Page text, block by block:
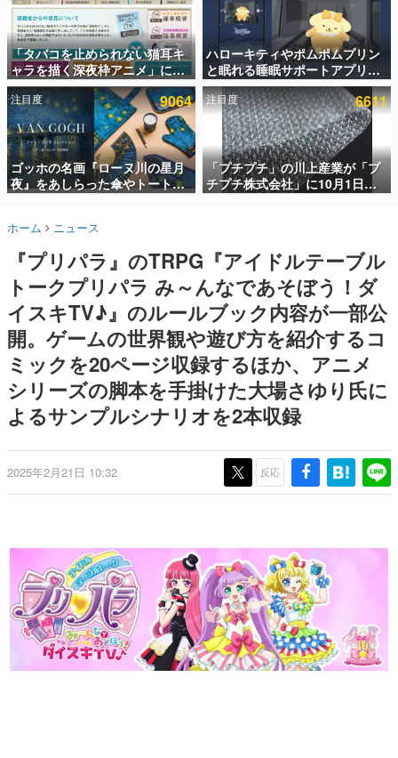
ゲームの企画書
名作ゲームクリエイターの方々に製作時のエピソードをお
聞きし、ヒットする企画（ゲーム）とは何か？を探ってい
きます。
赫本
この物語を解いてはいけない。『赫本』は、〈試験問題〉
の形をした短編ホラー小説集です。
新世代に訊く
これからのデジタルゲーム市場を担う若きクリエイター達
の姿を追い、彼らのルーツと情熱を探っていきます。
ゲームに多大な影響を受けた作家さんに取材し、ゲームが
日本のコンテンツ産業やカルチャーに与えた影響を探る企
画です。
日本モバイルゲーム産業史
日本のモバイルゲーム史における主要なトピック・タイト
ルを網羅するほか、開発者へのインタビューや識者による
解説を掲載。約20年の歴史が一望できる決定版！
若ゲのいたり〜ゲームクリエイターの青春〜
『うつヌケ』『ペンと箸』等で知られるマンガ家・田中圭
一先生によるゲーム業界レポートマンガです。
ゲーム開発者・hamatsu氏がゲームの魅力を画面や操作の
具体的な形から解き明かしていく、硬派で骨太な評論連載
です。
イニーP氏が徹底調査。
カテゴリ
特集記事
マンガ
「タバコを止められない猫耳キ
ャラを描く深夜枠アニメ」に視
聴者の一部から批判意見。違法
薬物の使用と思しき描写も含め
て、BPOが議論を交わす
ハローキティやポムポムプリン
と眠れる睡眠サポートアプリ
『ゆめたび』が配信中。キャラ
ごとのASMRや目覚ましアラー
ムも搭載
注目度 9064
ゴッホの名画『ローヌ川の星月
夜』をあしらった傘やトートバ
ッグなどが登場。8月7日21時よ
注目度 6611
「プチプチ」の川上産業が「プ
チプチ株式会社」に10月1日よ
り社名変更へ。創業58年で初め
ホーム ニュース
『プリパラ』のTRPG『アイドルテーブル
トークプリパラ み～んなであそぼう！ダ
イスキTV♪』のルールブック内容が一部公
開。ゲームの世界観や遊び方を紹介するコ
ミックを20ページ収録するほか、アニメ
シリーズの脚本を手掛けた大場さゆり氏に
よるサンプルシナリオを2本収録
2025年2月21日 10:32 反応